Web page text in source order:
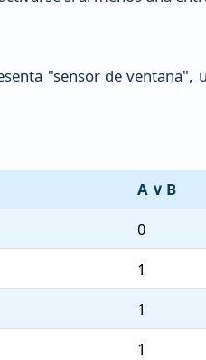
"sensor de
A ∨ B
0
1
1
1